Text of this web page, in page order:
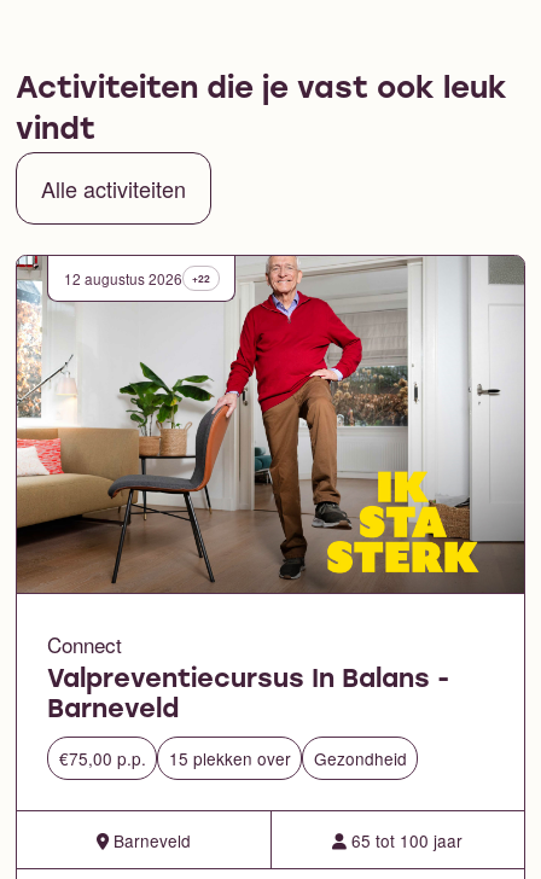
Activiteiten die je vast ook leuk
vindt
Alle activiteiten
12 augustus 2026 +22
Connect
Valpreventiecursus In Balans -
Barneveld
€75,00 p.p. 15 plekken over Gezondheid
Barneveld 65 tot 100 jaar